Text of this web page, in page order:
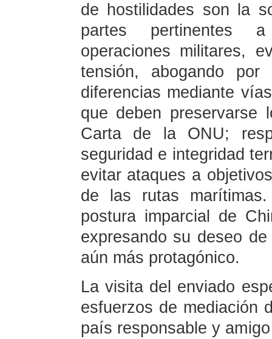
de hostilidades son la
partes pertinentes
operaciones militares,
tensión, abogando
diferencias mediante
que deben preservarse
Carta de la ONU;
seguridad e integridad
evitar ataques a
de las rutas
postura imparcial de
expresando su deseo
aún más protagónico.
La visita del enviado
esfuerzos de mediación
país responsable y